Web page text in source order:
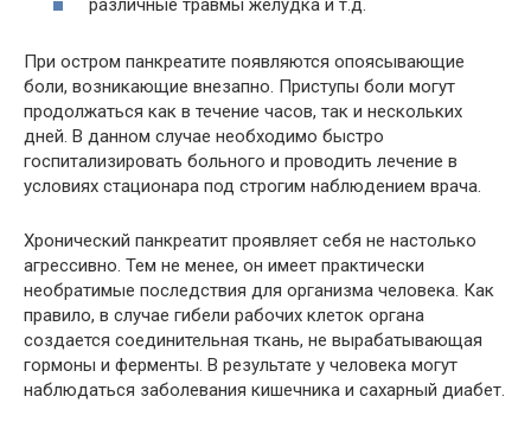
различные травмы желудка и т.д.
При остром панкреатите появляются опоясывающие
боли, возникающие внезапно. Приступы боли могут
продолжаться как в течение часов, так и нескольких
дней. В данном случае необходимо быстро
госпитализировать больного и проводить лечение в
условиях стационара под строгим наблюдением врача.
Хронический панкреатит проявляет себя не настолько
агрессивно. Тем не менее, он имеет практически
необратимые последствия для организма человека. Как
правило, в случае гибели рабочих клеток органа
создается соединительная ткань, не вырабатывающая
гормоны и ферменты. В результате у человека могут
наблюдаться заболевания кишечника и сахарный диабет.